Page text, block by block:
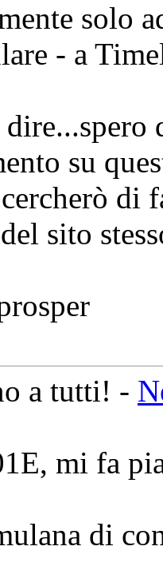
solo
- a
su
di
sito
a tutti! -
mi fa
di